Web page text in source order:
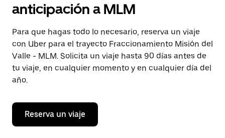
y
selecciona
una
fecha.
Presiona
la
tecla Esc
para
cerrar
calendario.
anticipación a MLM
Para que hagas todo lo necesario, reserva un viaje
con Uber para el trayecto Fraccionamiento Misión del
Valle - MLM. Solicita un viaje hasta 90 días antes de
tu viaje, en cualquier momento y en cualquier día del
año.
Reserva un viaje